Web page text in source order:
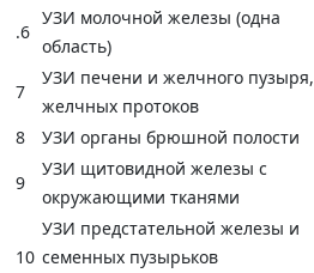
.6
УЗИ молочной железы (одна
область)
7
УЗИ печени и желчного пузыря,
желчных протоков
8
УЗИ органы брюшной полости
9
УЗИ щитовидной железы с
окружающими тканями
10
УЗИ предстательной железы и
семенных пузырьков